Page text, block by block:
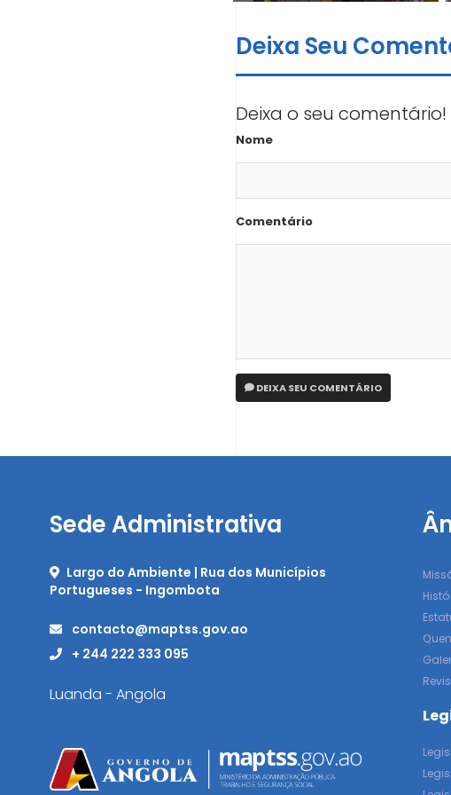
Deixa Seu
Deixa o seu comentário!
Nome
Comentário
DEIXA SEU COMENTÁRIO
Sede Administrativa
Largo do Ambiente | Rua dos Municípios
Portugueses - Ingombota
contacto@maptss.gov.ao
+ 244 222 333 095
Luanda - Angola